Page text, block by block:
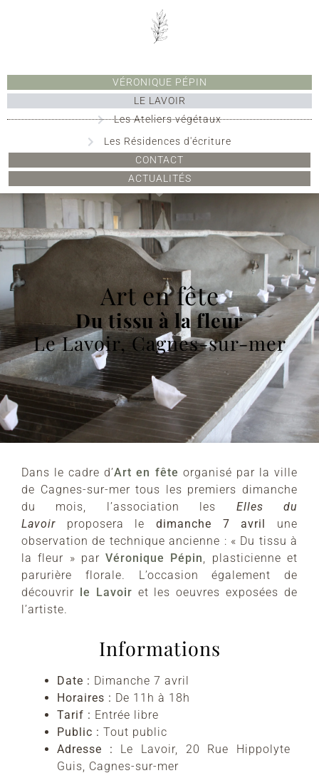
VÉRONIQUE PÉPIN
LE LAVOIR
Les Ateliers végétaux
Les Résidences d'écriture
CONTACT
ACTUALITÉS
Art en fête
Du tissu à la fleur
Le Lavoir, Cagnes-sur-mer
Dans le cadre d’Art en fête organisé par la ville
de Cagnes-sur-mer tous les premiers dimanche
du mois, l’association les Elles du
Lavoir
proposera ledimanche 7 avril
une
observation de technique ancienne : « Du tissu à
la fleur » parVéronique Pépin, plasticienne et
parurière florale. L’occasion également de
découvrir le Lavoir et les oeuvres exposées de
l’artiste.
Informations
Date : Dimanche 7 avril
Horaires : De 11h à 18h
Tarif : Entrée libre
Public : Tout public
Adresse : Le Lavoir, 20 Rue Hippolyte
Guis, Cagnes-sur-mer